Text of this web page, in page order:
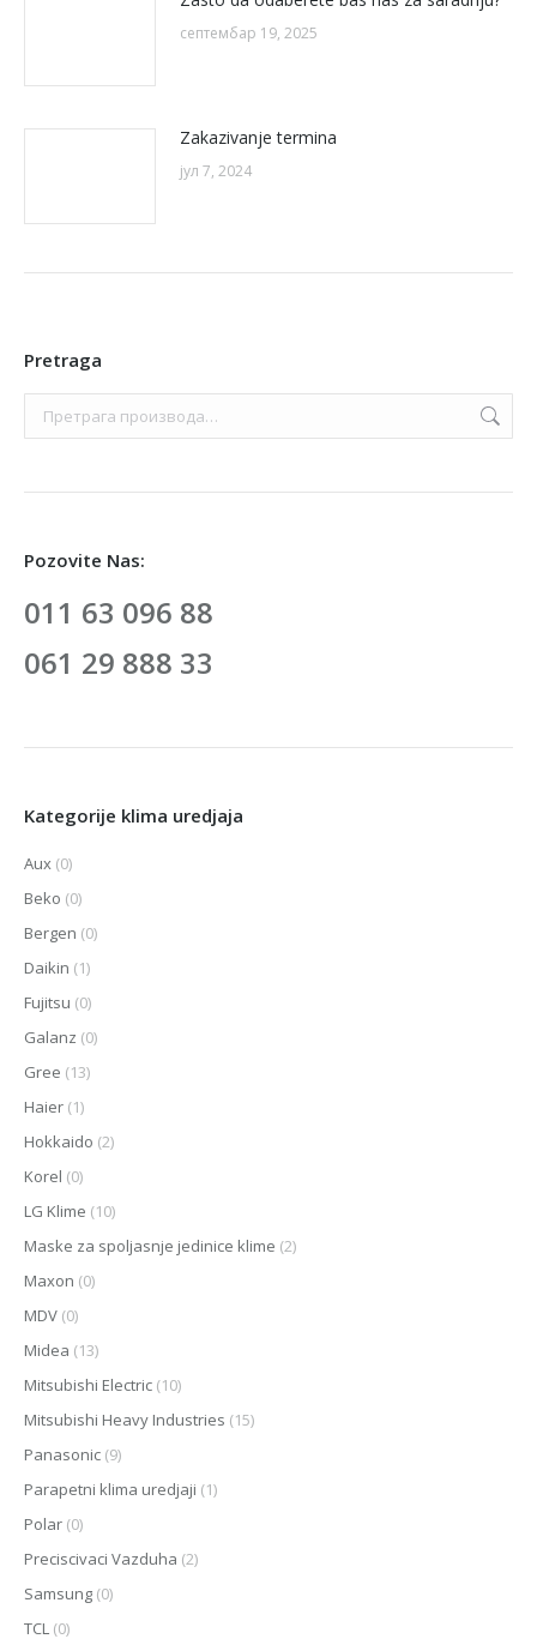
септембар 19, 2025
Zakazivanje termina
јул 7, 2024
Pretraga
Pozovite Nas:
011 63 096 88
061 29 888 33
Kategorije klima uredjaja
Aux (0)
Beko (0)
Bergen (0)
Daikin (1)
Fujitsu (0)
Galanz (0)
Gree (13)
Haier (1)
Hokkaido (2)
Korel (0)
LG Klime (10)
Maske za spoljasnje jedinice klime (2)
Maxon (0)
MDV (0)
Midea (13)
Mitsubishi Electric (10)
Mitsubishi Heavy Industries (15)
Panasonic (9)
Parapetni klima uredjaji (1)
Polar (0)
Preciscivaci Vazduha (2)
Samsung (0)
TCL (0)